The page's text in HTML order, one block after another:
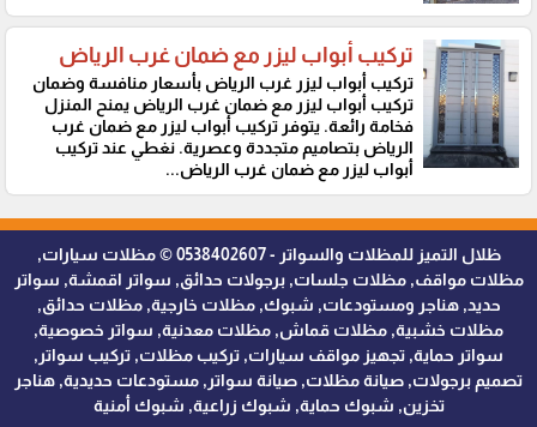
تركيب أبواب ليزر مع ضمان غرب الرياض
تركيب أبواب ليزر غرب الرياض بأسعار منافسة وضمان
تركيب أبواب ليزر مع ضمان غرب الرياض يمنح المنزل
فخامة رائعة. يتوفر تركيب أبواب ليزر مع ضمان غرب
الرياض بتصاميم متجددة وعصرية. نغطي عند تركيب
أبواب ليزر مع ضمان غرب الرياض...
ظلال التميز للمظلات والسواتر - 0538402607 © مظلات سيارات,
مظلات مواقف, مظلات جلسات, برجولات حدائق, سواتر اقمشة, سواتر
حديد, هناجر ومستودعات, شبوك, مظلات خارجية, مظلات حدائق,
مظلات خشبية, مظلات قماش, مظلات معدنية, سواتر خصوصية,
سواتر حماية, تجهيز مواقف سيارات, تركيب مظلات, تركيب سواتر,
تصميم برجولات, صيانة مظلات, صيانة سواتر, مستودعات حديدية, هناجر
تخزين, شبوك حماية, شبوك زراعية, شبوك أمنية